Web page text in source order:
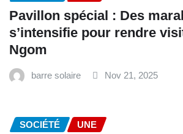
Pavillon spécial : Des
s’intensifie pour rendre
Ngom
barre solaire Nov 21, 2025
SOCIÉTÉ UNE